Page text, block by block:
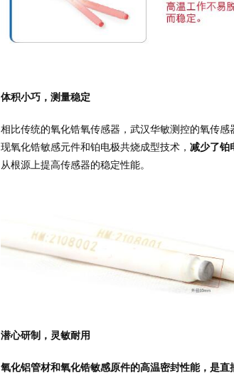
体积小巧，测量稳定
相比传统的氧化锆氧传感器，武汉华敏测控的氧传
现氧化锆敏感元件和铂电极共烧成型技术， 减少了铂
从根源上提高传感器的稳定性能。
潜心研制，灵敏耐用
氧化铝管材和氧化锆敏感原件的高温密封性能，是直